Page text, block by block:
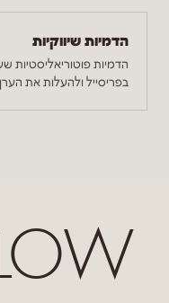
הדמיות שיווקיות
הדמיות פוטוריאליסטיות
בפריסייל ולהעלות את